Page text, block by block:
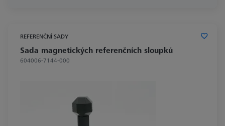
REFERENČNÍ SADY
Sada magnetických referenčních sloupků
604006-7144-000